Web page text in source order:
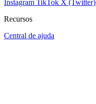
Instagram TikTok X (Twitter)
Recursos
Central de ajuda